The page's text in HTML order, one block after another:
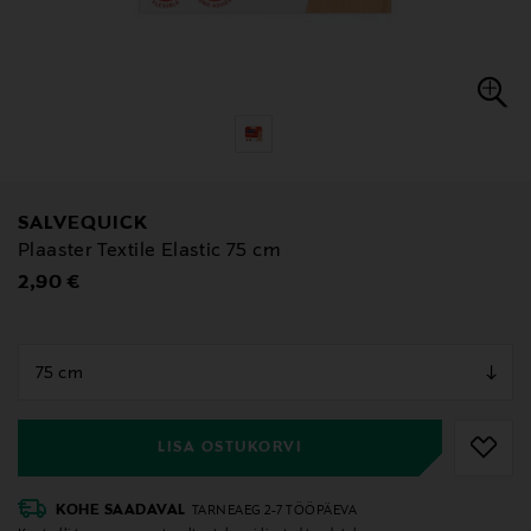
SALVEQUICK
Plaaster Textile Elastic 75 cm
Original Price
2,90 €
LISA OSTUKORVI
KOHE SAADAVAL TARNEAEG 2-7 TÖÖPÄEVA